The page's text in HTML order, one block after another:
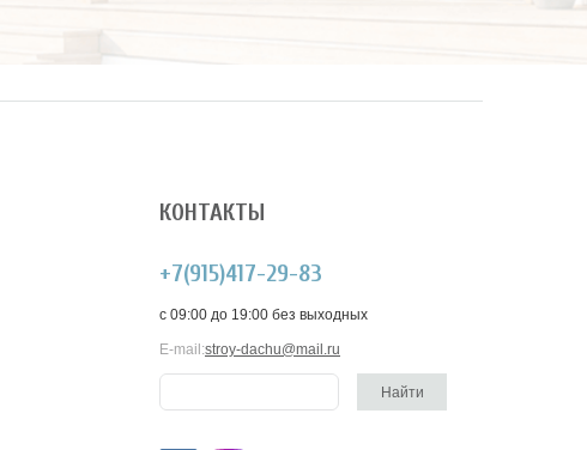
КОНТАКТЫ
+7(915)417-29-83
c 09:00 до 19:00 без выходных
E-mail:stroy-dachu@mail.ru